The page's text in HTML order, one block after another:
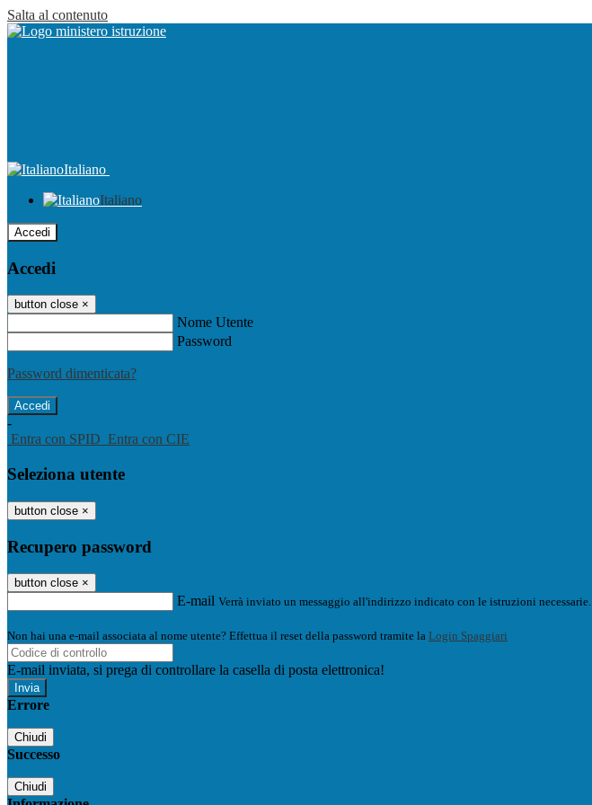
Salta al contenuto
Italiano
Italiano
Accedi
Accedi
button close ×
Nome Utente
Password
Password dimenticata?
-
Entra con SPID Entra con CIE
Seleziona utente
button close ×
Recupero password
button close ×
E-mail Verrà inviato un messaggio all'indirizzo indicato con le istruzioni necessarie.
Non hai una e-mail associata al nome utente? Effettua il reset della password tramite la Login Spaggiari
E-mail inviata, si prega di controllare la casella di posta elettronica!
Errore
Chiudi
Successo
Chiudi